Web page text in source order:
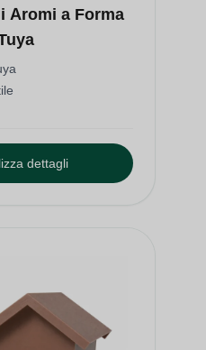
Aromi a Forma
dettagli